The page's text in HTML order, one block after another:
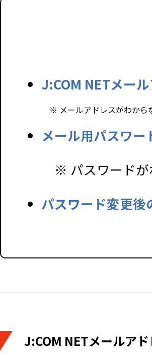
J:COM NETメー
※ メールアドレスがわから
メール用パスワー
※ パスワードが
パスワード変更後
J:COM NETメールア